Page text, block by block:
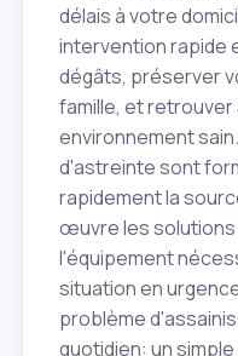
délais à votre
intervention rapide
dégâts, préserver
famille, et retrouver
environnement
d'astreinte sont
rapidement la
œuvre les
l'équipement
situation en
problème
quotidien: un